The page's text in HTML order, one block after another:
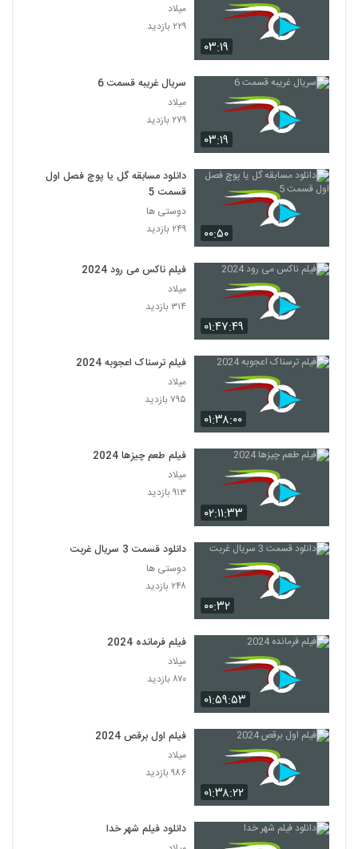
۰۳:۱۹
میلاد
۲۲۹ بازدید
۰۳:۱۹
سریال غریبه قسمت 6
میلاد
۲۷۹ بازدید
۰۰:۵۰
دانلود مسابقه گل یا پوچ فصل اول
قسمت 5
دوستی ها
۲۴۹ بازدید
۰۱:۴۷:۴۹
فیلم ناکس می رود 2024
میلاد
۳۱۴ بازدید
۰۱:۳۸:۰۰
فیلم ترسناک اعجوبه 2024
میلاد
۷۹۵ بازدید
۰۲:۱۱:۳۳
فیلم طعم چیزها 2024
میلاد
۹۱۳ بازدید
۰۰:۳۲
دانلود قسمت 3 سریال غربت
دوستی ها
۲۴۸ بازدید
۰۱:۵۹:۵۳
فیلم فرمانده 2024
میلاد
۸۷۰ بازدید
۰۱:۳۸:۲۲
فیلم اول برقص 2024
میلاد
۹۸۶ بازدید
دانلود فیلم شهر خدا